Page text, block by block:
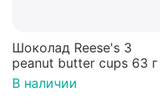
Шоколад Reese's 3
peanut butter cups 63 г
арахисовой пастой
В наличии